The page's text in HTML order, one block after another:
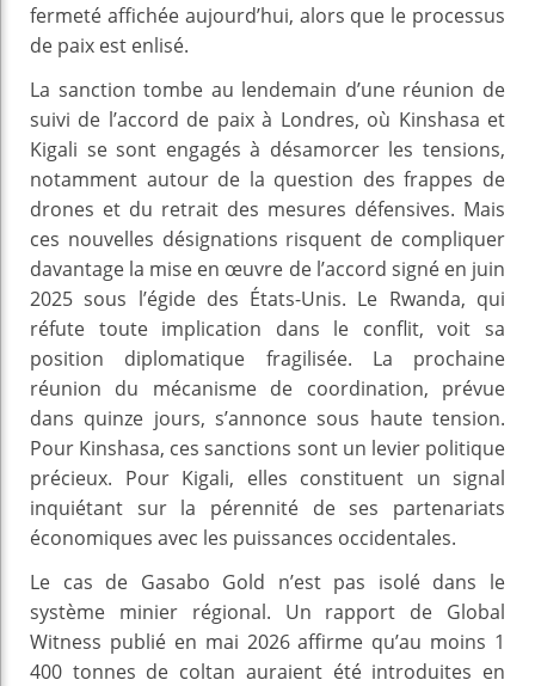
fermeté affichée aujourd’hui, alors que le processus
de paix est enlisé.
La sanction tombe au lendemain d’une réunion de
suivi de l’accord de paix à Londres, où Kinshasa et
Kigali se sont engagés à désamorcer les tensions,
notamment autour de la question des frappes de
drones et du retrait des mesures défensives. Mais
ces nouvelles désignations risquent de compliquer
davantage la mise en œuvre de l’accord signé en juin
2025 sous l’égide des États-Unis. Le Rwanda, qui
réfute toute implication dans le conflit, voit sa
position diplomatique fragilisée. La prochaine
réunion du mécanisme de coordination, prévue
dans quinze jours, s’annonce sous haute tension.
Pour Kinshasa, ces sanctions sont un levier politique
précieux. Pour Kigali, elles constituent un signal
inquiétant sur la pérennité de ses partenariats
économiques avec les puissances occidentales.
Le cas de Gasabo Gold n’est pas isolé dans le
système minier régional. Un rapport de Global
Witness publié en mai 2026 affirme qu’au moins 1
400 tonnes de coltan auraient été introduites en